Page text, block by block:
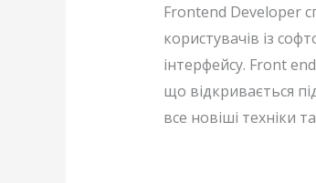
Frontend Developer
користувачів із
інтерфейсу. Front
що відкривається
все новіші техніки